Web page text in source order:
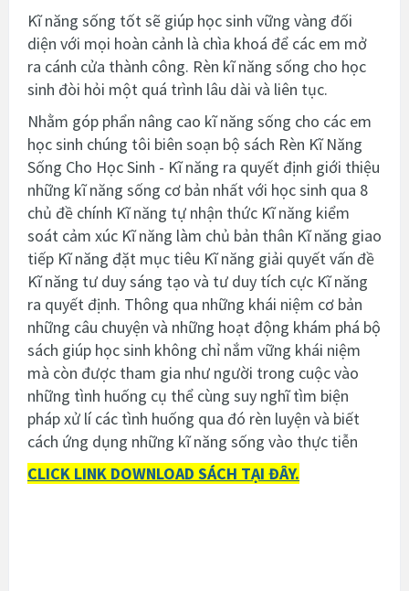
Kĩ năng sống tốt sẽ giúp học sinh vững vàng đối
diện với mọi hoàn cảnh là chìa khoá để các em mở
ra cánh cửa thành công. Rèn kĩ năng sống cho học
sinh đòi hỏi một quá trình lâu dài và liên tục.
Nhằm góp phẩn nâng cao kĩ năng sống cho các em
học sinh chúng tôi biên soạn bộ sách Rèn Kĩ Năng
Sống Cho Học Sinh - Kĩ năng ra quyết định giới thiệu
những kĩ năng sống cơ bản nhất với học sinh qua 8
chủ đề chính Kĩ năng tự nhận thức Kĩ năng kiểm
soát cảm xúc Kĩ năng làm chủ bản thân Kĩ năng giao
tiếp Kĩ năng đặt mục tiêu Kĩ năng giải quyết vấn đề
Kĩ năng tư duy sáng tạo và tư duy tích cực Kĩ năng
ra quyết định. Thông qua những khái niệm cơ bản
những câu chuyện và những hoạt động khám phá bộ
sách giúp học sinh không chỉ nắm vững khái niệm
mà còn được tham gia như người trong cuộc vào
những tình huống cụ thể cùng suy nghĩ tìm biện
pháp xử lí các tình huống qua đó rèn luyện và biết
cách ứng dụng những kĩ năng sống vào thực tiễn
CLICK LINK DOWNLOAD SÁCH TẠI ĐÂY.